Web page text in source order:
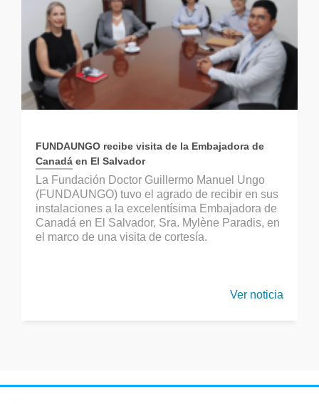
FUNDAUNGO recibe visita de la Embajadora de
Canadá en El Salvador
La Fundación Doctor Guillermo Manuel Ungo
(FUNDAUNGO) tuvo el agrado de recibir en sus
instalaciones a la excelentísima Embajadora de
Canadá en El Salvador, Sra. Mylène Paradis, en
el marco de una visita de cortesía.
Ver noticia